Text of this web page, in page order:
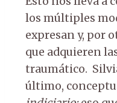
los múltiples
expresan y, por
que adquieren
traumático.
último,